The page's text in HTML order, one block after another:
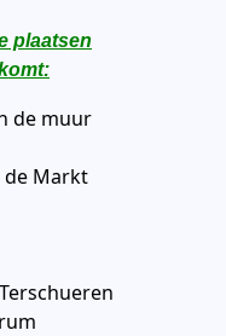
plaatsen
de muur
de Markt